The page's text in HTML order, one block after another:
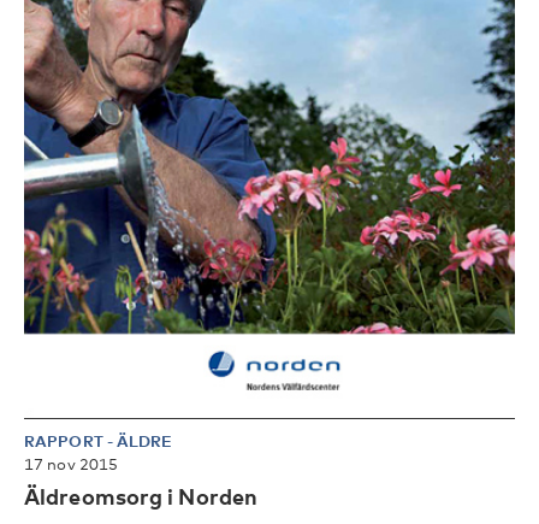
RAPPORT-ÄLDRE
17 nov 2015
Äldreomsorg i Norden